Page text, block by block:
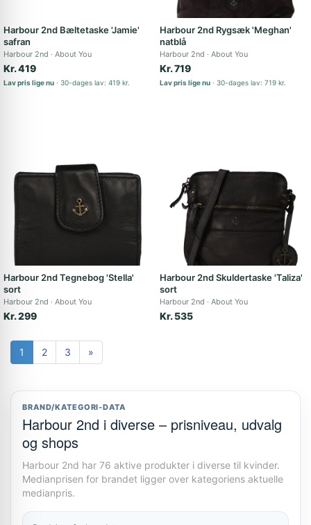
Harbour 2nd Bæltetaske 'Jamie'
safran
Harbour 2nd About You
Kr. 419
Lav pris lige nu 30-dages lav: 419 kr.
Harbour 2nd Rygsæk 'Meghan'
natblå
Harbour 2nd About You
Kr. 719
Lav pris lige nu 30-dages lav: 719 kr.
Harbour 2nd Tegnebog 'Stella'
sort
Harbour 2nd About You
Kr. 299
Harbour 2nd Skuldertaske 'Taliza'
sort
Harbour 2nd About You
Kr. 535
1 2 3 »
BRAND/KATEGORI-DATA
Harbour 2nd i diverse – prisniveau, udvalg
og shops
Harbour 2nd har 76 aktive produkter i diverse til kvinder.
Medianprisen for brandet ligger over kategoriens aktuelle
medianpris.